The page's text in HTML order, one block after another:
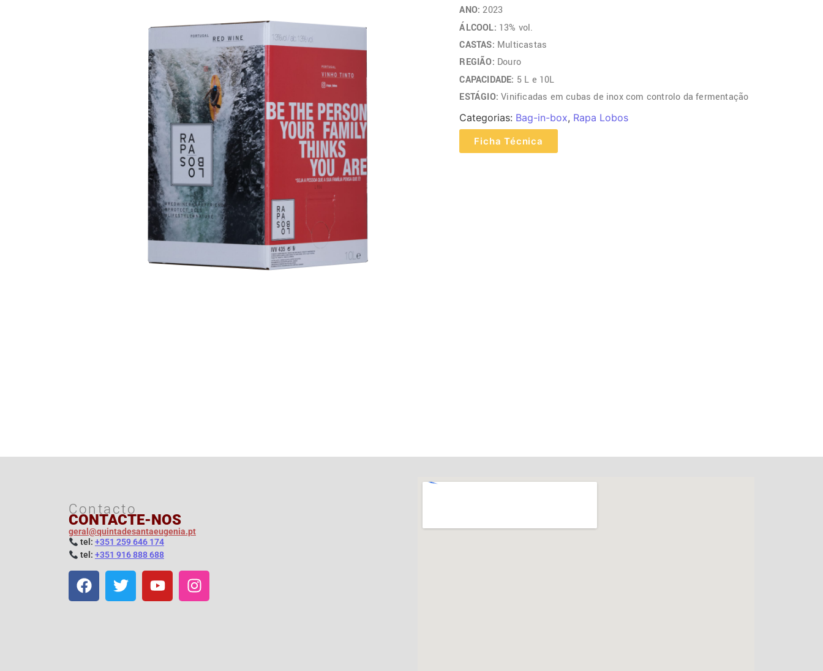
ANO:2023
ÁLCOOL: 13% vol.
CASTAS: Multicastas
REGIÃO: Douro
CAPACIDADE: 5 L e 10L
ESTÁGIO:Vinificadas em cubas de inox com controlo da fermentação
Categorias: Bag-in-box, Rapa Lobos
Ficha Técnica
Contacto
CONTACTE-NOS
geral@quintadesantaeugenia.pt
tel: +351 259 646 174
tel: +351 916 888 688